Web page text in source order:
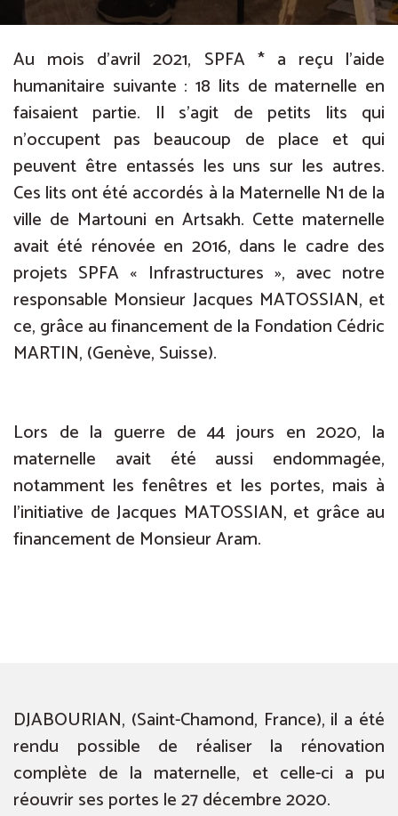
Au mois d’avril 2021, SPFA * a reçu l’aide
humanitaire suivante : 18 lits de maternelle en
faisaient partie. Il s’agit de petits lits qui
n’occupent pas beaucoup de place et qui
peuvent être entassés les uns sur les autres.
Ces lits ont été accordés à la Maternelle N1 de la
ville de Martouni en Artsakh. Cette maternelle
avait été rénovée en 2016, dans le cadre des
projets SPFA « Infrastructures », avec notre
responsable Monsieur Jacques MATOSSIAN, et
ce, grâce au financement de la Fondation Cédric
MARTIN, (Genève, Suisse).
Lors de la guerre de 44 jours en 2020, la
maternelle avait été aussi endommagée,
notamment les fenêtres et les portes, mais à
l’initiative de Jacques MATOSSIAN, et grâce au
financement de Monsieur Aram.
DJABOURIAN, (Saint-Chamond, France), il a été
rendu possible de réaliser la rénovation
complète de la maternelle, et celle-ci a pu
réouvrir ses portes le 27 décembre 2020.